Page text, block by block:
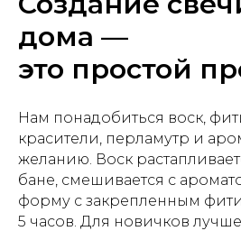
дома —
это простой
Нам понадобиться воск,
красители, перламутр и
желанию. Воск
бане, смешивается с
форму с закрепленным
5 часов. Для новичков